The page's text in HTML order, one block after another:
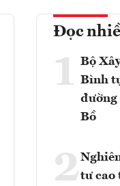
Đọc
1 Bộ
Bình
đường
Bồ
2tư cao